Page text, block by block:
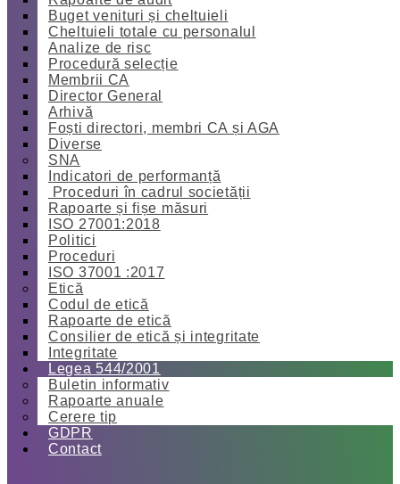
Buget venituri și cheltuieli
Cheltuieli totale cu personalul
Analize de risc
Procedură selecție
Membrii CA
Director General
Arhivă
Foști directori, membri CA și AGA
Diverse
SNA
Indicatori de performanță
Proceduri în cadrul societății
Rapoarte și fișe măsuri
ISO 27001:2018
Politici
Proceduri
ISO 37001 :2017
Etică
Codul de etică
Rapoarte de etică
Consilier de etică și integritate
Integritate
Legea 544/2001
Buletin informativ
Rapoarte anuale
Cerere tip
GDPR
Contact